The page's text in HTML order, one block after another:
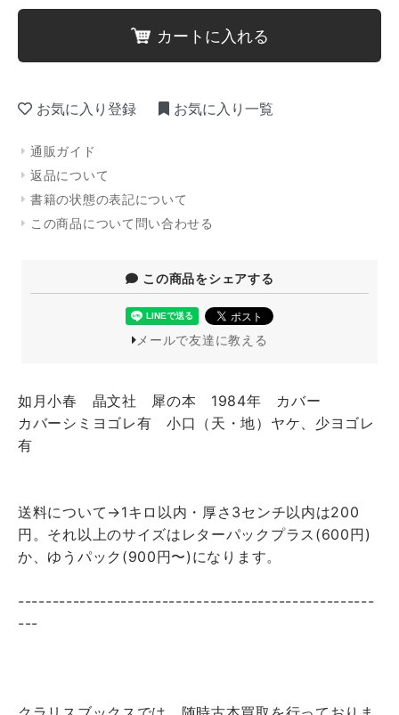
カートに入れる
お気に入り登録 お気に入り一覧
通販ガイド
返品について
書籍の状態の表記について
この商品について問い合わせる
この商品をシェアする
メールで友達に教える
如月小春 晶文社 犀の本 1984年 カバー
カバーシミヨゴレ有 小口（天・地）ヤケ、少ヨゴレ
有
送料について→1キロ以内・厚さ3センチ以内は200
円。それ以上のサイズはレターパックプラス(600円)
か、ゆうパック(900円〜)になります。
----------------------------------------------------
---